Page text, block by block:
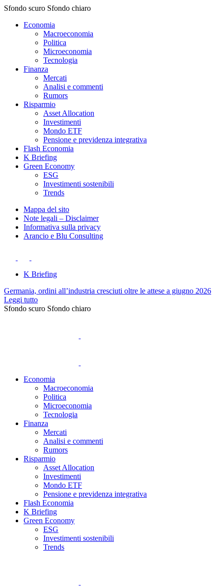
Sfondo scuro Sfondo chiaro
Economia
Macroeconomia
Politica
Microeconomia
Tecnologia
Finanza
Mercati
Analisi e commenti
Rumors
Risparmio
Asset Allocation
Investimenti
Mondo ETF
Pensione e previdenza integrativa
Flash Economia
K Briefing
Green Economy
ESG
Investimenti sostenibili
Trends
Mappa del sito
Note legali – Disclaimer
Informativa sulla privacy
Arancio e Blu Consulting
K Briefing
Germania, ordini all’industria cresciuti oltre le attese a giugno 2026
Leggi tutto
Sfondo scuro Sfondo chiaro
Economia
Macroeconomia
Politica
Microeconomia
Tecnologia
Finanza
Mercati
Analisi e commenti
Rumors
Risparmio
Asset Allocation
Investimenti
Mondo ETF
Pensione e previdenza integrativa
Flash Economia
K Briefing
Green Economy
ESG
Investimenti sostenibili
Trends